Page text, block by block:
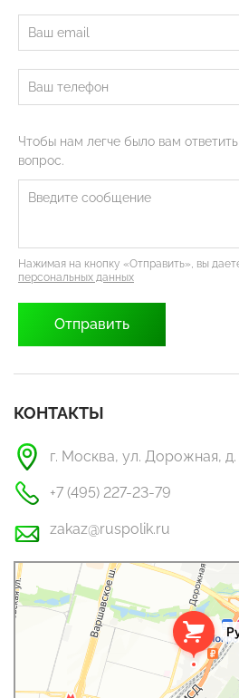
Чтобы нам легче было вам
вопрос.
Нажимая на кнопку «Отправить», вы
персональных данных
КОНТАКТЫ
г. Москва, ул. Дорожная,
+7 (495) 227-23-79
zakaz@ruspolik.ru
РусПолик
Оргстекло, поликарбонат в Москве
Строительные и отделочные работы в